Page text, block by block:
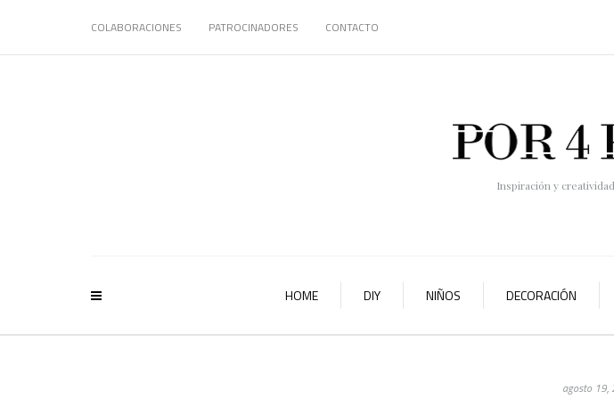
COLABORACIONES PATROCINADORES CONTACTO
Inspiración y
HOME DIY NIÑOS DECORACIÓN
agosto 19,